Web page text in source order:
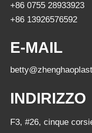
+86 0755 28933923
+86 13926576592
E-MAIL
INDIRIZZO
F3, #26, cinque